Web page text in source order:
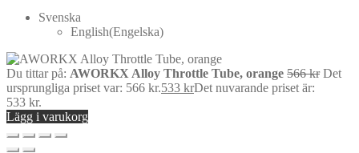
Svenska
English(Engelska)
Du tittar på: AWORKX Alloy Throttle Tube, orange 566kr Det
ursprungliga priset var: 566 kr.533 krDet nuvarande priset är:
533 kr.
Lägg i varukorg